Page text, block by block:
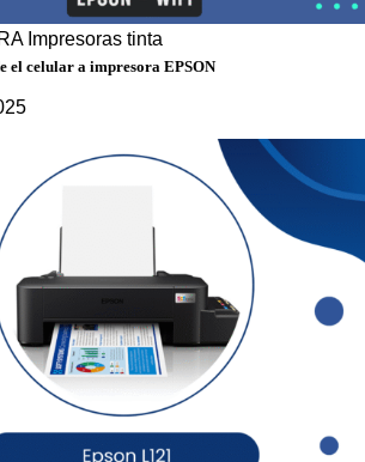
Impresoras tinta
el celular a impresora EPSON